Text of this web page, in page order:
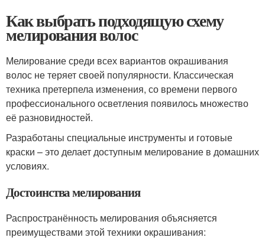
Как выбрать подходящую схему
мелирования волос
Мелирование среди всех вариантов окрашивания
волос не теряет своей популярности. Классическая
техника претерпела изменения, со времени первого
профессионального осветления появилось множество
её разновидностей.
Разработаны специальные инструменты и готовые
краски – это делает доступным мелирование в домашних
условиях.
Достоинства мелирования
Распространённость мелирования объясняется
преимуществами этой техники окрашивания: